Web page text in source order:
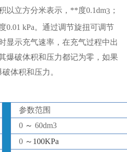
以立方分米表示， **度0.1dm3；
0.01 kPa。通过调节旋扭可调节
显示充气速率， 在充气过程中出
爆破体积和压力都记为零，如果
体积和压力。
参数范围
0 ～ 60dm3
0 ～ 100KPa